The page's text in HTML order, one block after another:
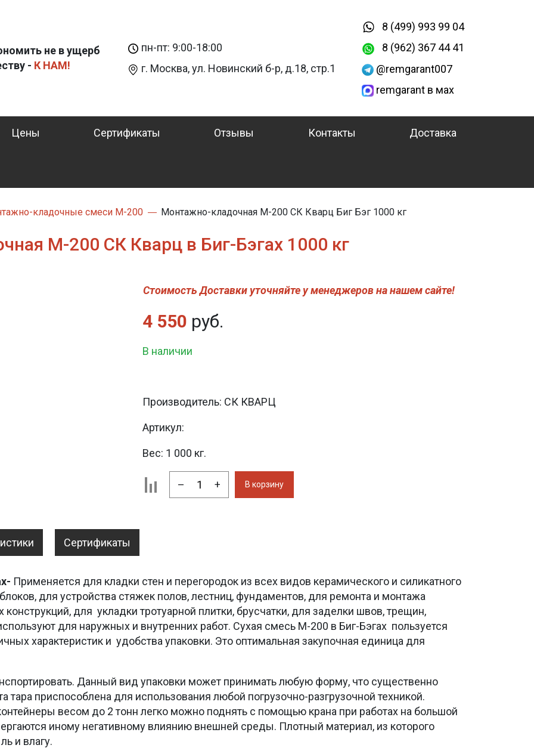
не в ущерб
- К НАМ!
пн-пт: 9:00-18:00
г. Москва, ул. Новинский б-р, д.18, стр.1
8 (499) 993 99 04
8 (962) 367 44 41
@remgarant007
remgarant в мах
Цены Сертификаты Отзывы Контакты Доставка
кладочные смеси М-200 Монтажно-кладочная М-200 СК Кварц Биг Бэг 1000 кг
М-200 СК Кварц в Биг-Бэгах 1000 кг
Стоимость Доставки уточняйте у менеджеров на нашем сайте!
4 550 руб.
В наличии
Производитель: СК КВАРЦ
Артикул:
Вес: 1 000 кг.
– + В корзину
Сертификаты
Применяется для кладки стен и перегородок из всех видов керамического и силикатного
для устройства стяжек полов, лестниц, фундаментов, для ремонта и монтажа
для укладки тротуарной плитки, брусчатки, для заделки швов, трещин,
для наружных и внутренних работ. Сухая смесь М-200 в Биг-Бэгах пользуется
характеристик и удобства упаковки. Это оптимальная закупочная единица для
Данный вид упаковки может принимать любую форму, что существенно
тара приспособлена для использования любой погрузочно-разгрузочной техникой.
весом до 2 тонн легко можно поднять с помощью крана при работах на большой
иному негативному влиянию внешней среды. Плотный материал, из которого
и влагу.